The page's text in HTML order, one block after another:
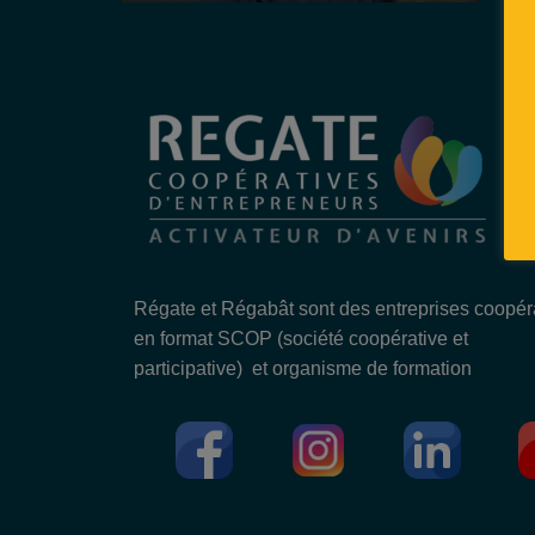
Régate et Régabât sont des entreprises
en format SCOP (société coopérative et
participative) et organisme de formation